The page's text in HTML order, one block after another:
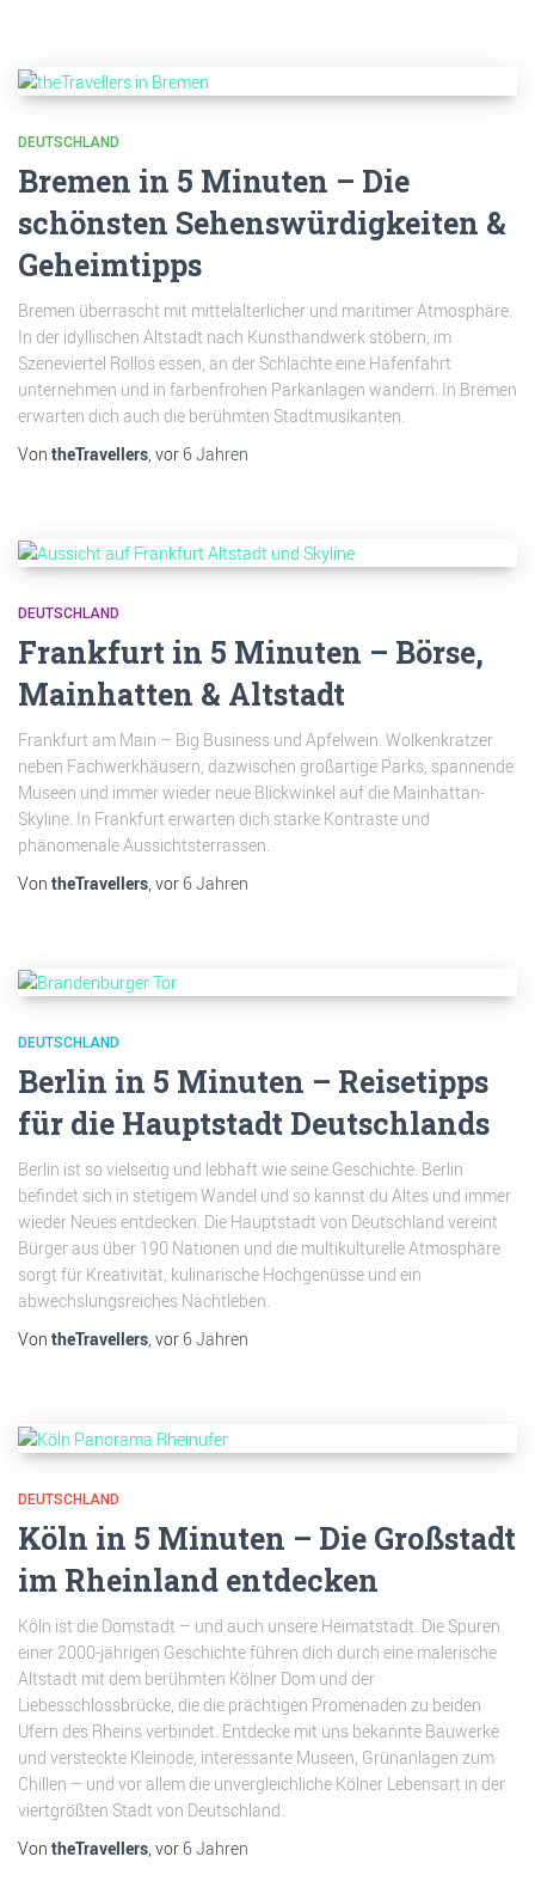
DEUTSCHLAND
Bremen in 5 Minuten – Die
schönsten Sehenswürdigkeiten &
Geheimtipps
Bremen überrascht mit mittelalterlicher und maritimer Atmosphäre.
In der idyllischen Altstadt nach Kunsthandwerk stöbern, im
Szeneviertel Rollos essen, an der Schlachte eine Hafenfahrt
unternehmen und in farbenfrohen Parkanlagen wandern. In Bremen
erwarten dich auch die berühmten Stadtmusikanten.
Von theTravellers , vor 6 Jahren
DEUTSCHLAND
Frankfurt in 5 Minuten – Börse,
Mainhatten & Altstadt
Frankfurt am Main – Big Business und Apfelwein. Wolkenkratzer
neben Fachwerkhäusern, dazwischen großartige Parks, spannende
Museen und immer wieder neue Blickwinkel auf die Mainhattan-
Skyline. In Frankfurt erwarten dich starke Kontraste und
phänomenale Aussichtsterrassen.
Von theTravellers, vor 6 Jahren
DEUTSCHLAND
Berlin in 5 Minuten – Reisetipps
für die Hauptstadt Deutschlands
Berlin ist so vielseitig und lebhaft wie seine Geschichte. Berlin
befindet sich in stetigem Wandel und so kannst du Altes und immer
wieder Neues entdecken. Die Hauptstadt von Deutschland vereint
Bürger aus über 190 Nationen und die multikulturelle Atmosphäre
sorgt für Kreativität, kulinarische Hochgenüsse und ein
abwechslungsreiches Nachtleben.
Von theTravellers, vor 6 Jahren
DEUTSCHLAND
Köln in 5 Minuten – Die Großstadt
im Rheinland entdecken
Köln ist die Domstadt – und auch unsere Heimatstadt. Die Spuren
einer 2000-jährigen Geschichte führen dich durch eine malerische
Altstadt mit dem berühmten Kölner Dom und der
Liebesschlossbrücke, die die prächtigen Promenaden zu beiden
Ufern des Rheins verbindet. Entdecke mit uns bekannte Bauwerke
und versteckte Kleinode, interessante Museen, Grünanlagen zum
Chillen – und vor allem die unvergleichliche Kölner Lebensart in der
viertgrößten Stadt von Deutschland.
Von theTravellers , vor 6 Jahren